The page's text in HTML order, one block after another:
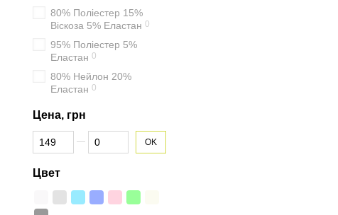
80% Поліестер 15%
Віскоза 5% Еластан 0
95% Поліестер 5%
Еластан 0
80% Нейлон 20%
Еластан 0
Цена, грн
От Цена, грн
До Цена, грн OK
Цвет